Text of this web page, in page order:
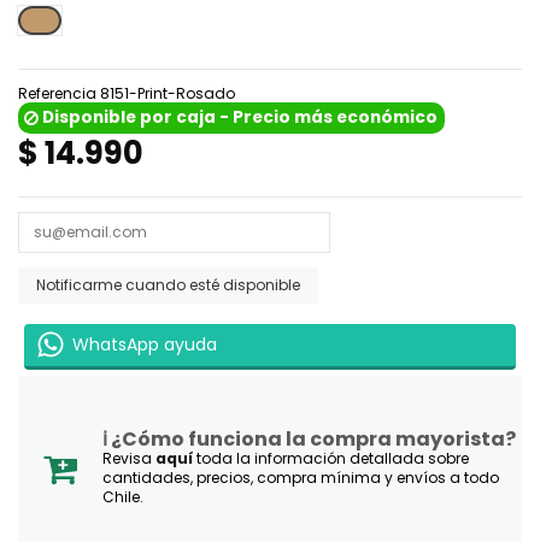
Print-Cafe
Referencia 8151-Print-Rosado
Disponible por caja - Precio más económico
$ 14.990
WhatsApp ayuda
ℹ️ ¿Cómo funciona la compra mayorista?
Revisa aquítoda la información detallada sobre
cantidades, precios, compra mínima y envíos a todo
Chile.